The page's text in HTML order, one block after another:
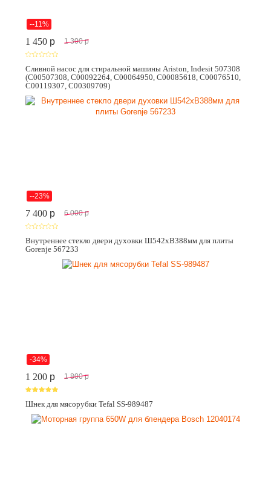
--11%
1 450 p 1 300 p
Сливной насос для стиральной машины Ariston, Indesit 507308
(C00507308, C00092264, C00064950, C00085618, C00076510,
C00119307, C00309709)
--23%
7 400 p 6 000 p
Внутреннее стекло двери духовки Ш542хВ388мм для плиты
Gorenje 567233
-34%
1 200 p 1 800 p
Шнек для мясорубки Tefal SS-989487